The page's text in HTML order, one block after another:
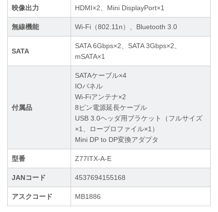
映像出力 HDMI×2、Mini DisplayPort×1
無線機能 Wi-Fi（802.11n）、Bluetooth 3.0
SATA
SATA 6Gbps×2、SATA 3Gbps×2、
mSATA×1
付属品
SATAケーブル×4
IOパネル
Wi-Fiアンテナ×2
8ピン電源延長ケーブル
USB 3.0ヘッダ用ブラケット（フルサイズ
×1、ロープロファイル×1）
Mini DP to DP変換アダプタ
型番 Z77ITX-A-E
JANコード 4537694155168
アスクコード MB1886